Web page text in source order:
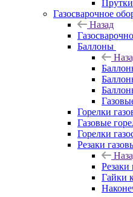
Прутки
Газосварочное
Назад
Баллоны
Горелки
Газовые
Горелки
Резаки
Резаки
Гайки